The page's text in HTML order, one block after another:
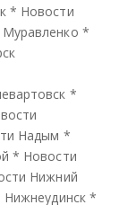
* Новости
*
*
Надым *
* Новости
Нижний
*